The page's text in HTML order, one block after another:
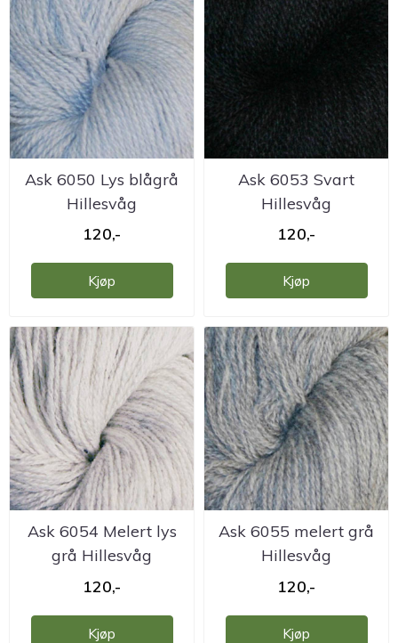
Ask 6050 Lys blågrå
Hillesvåg
ullvarefabrikk
120,-
Kjøp
Ask 6053 Svart
Hillesvåg
ullvarefabrikk
120,-
Kjøp
Ask 6054 Melert lys
grå Hillesvåg
ullvarefabrikk
120,-
Kjøp
Ask 6055 melert grå
Hillesvåg
ullvarefabrikk
120,-
Kjøp